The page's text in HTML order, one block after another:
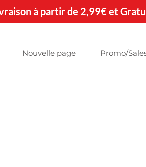
à partir de 2,99€ et
Nouvelle page Promo/